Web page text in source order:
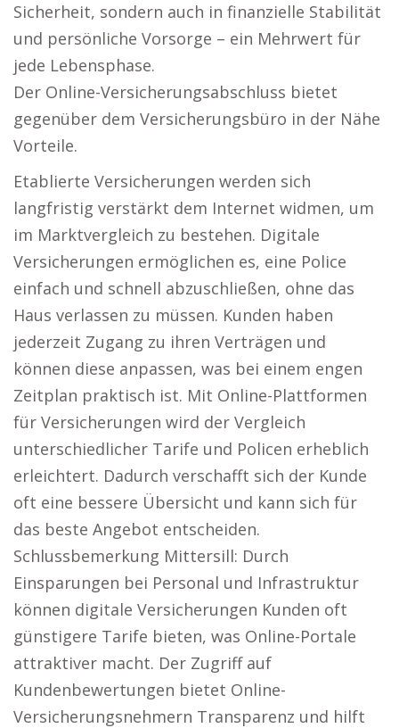
Sicherheit, sondern auch in finanzielle Stabilität
und persönliche Vorsorge – ein Mehrwert für
jede Lebensphase.
Der Online-Versicherungsabschluss bietet
gegenüber dem Versicherungsbüro in der Nähe
Vorteile.
Etablierte Versicherungen werden sich
langfristig verstärkt dem Internet widmen, um
im Marktvergleich zu bestehen. Digitale
Versicherungen ermöglichen es, eine Police
einfach und schnell abzuschließen, ohne das
Haus verlassen zu müssen. Kunden haben
jederzeit Zugang zu ihren Verträgen und
können diese anpassen, was bei einem engen
Zeitplan praktisch ist. Mit Online-Plattformen
für Versicherungen wird der Vergleich
unterschiedlicher Tarife und Policen erheblich
erleichtert. Dadurch verschafft sich der Kunde
oft eine bessere Übersicht und kann sich für
das beste Angebot entscheiden.
Schlussbemerkung Mittersill: Durch
Einsparungen bei Personal und Infrastruktur
können digitale Versicherungen Kunden oft
günstigere Tarife bieten, was Online-Portale
attraktiver macht. Der Zugriff auf
Kundenbewertungen bietet Online-
Versicherungsnehmern Transparenz und hilft